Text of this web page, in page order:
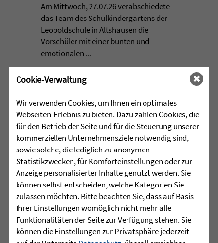
Am Mittwoch, 27.07.26 verabschiedete
das Team des Schulkindergartens der
Leopoldschule in Altshausen die
Vorschüler mit einer bunten und
emotionalen ...
mehr lesen
29.07.2026 | • HÖR-SPRACHZENTRUM
220 Kinder verwandeln
Arnach in eine bunte
Zirkuswelt - kannst Du nicht
war gestern
Eine Woche lang herrschte in Arnach
ganz besondere Zirkusluft: Gemeinsam
haben die Sprachheilschule Arnach der
Zieglerschen, die Grundschule Arnach
Cookie-Verwaltung
Wir verwenden Cookies, um Ihnen ein optimales
Webseiten-Erlebnis zu bieten. Dazu zählen Cookies, die
für den Betrieb der Seite und für die Steuerung unserer
kommerziellen Unternehmensziele notwendig sind,
sowie solche, die lediglich zu anonymen
Statistikzwecken, für Komforteinstellungen oder zur
Anzeige personalisierter Inhalte genutzt werden. Sie
können selbst entscheiden, welche Kategorien Sie
zulassen möchten. Bitte beachten Sie, dass auf Basis
Ihrer Einstellungen womöglich nicht mehr alle
Funktionalitäten der Seite zur Verfügung stehen. Sie
können die Einstellungen zur Privatsphäre jederzeit